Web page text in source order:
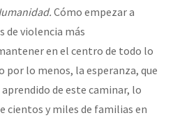
Cómo empezar a
de violencia más
en el centro de todo lo
por lo menos, la esperanza, que
de este caminar, lo
cientos y miles de familias en